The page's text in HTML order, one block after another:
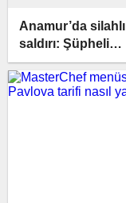
Anamur’da silahlı
saldırı: Şüpheli
tutuklandı